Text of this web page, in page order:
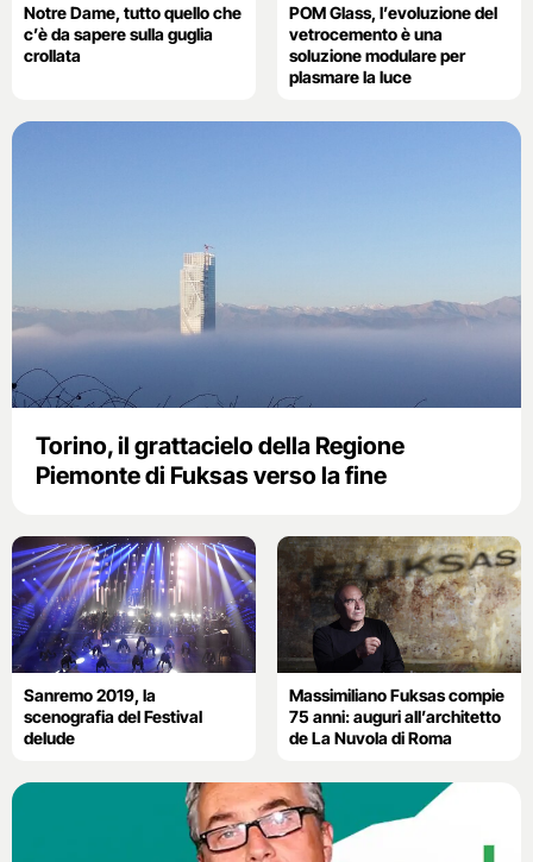
Notre Dame, tutto quello che
c’è da sapere sulla guglia
crollata
POM Glass, l’evoluzione del
vetrocemento è una
soluzione modulare per
plasmare la luce
Torino, il grattacielo della Regione
Piemonte di Fuksas verso la fine
Sanremo 2019, la
scenografia del Festival
delude
Massimiliano Fuksas compie
75 anni: auguri all’architetto
de La Nuvola di Roma